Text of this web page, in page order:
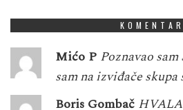
Mićo P Poznavao
sam na izviđače
Boris Gombač